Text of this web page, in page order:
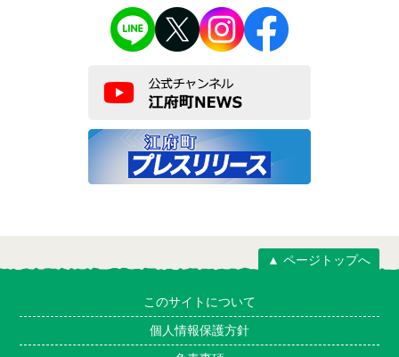
▲ ページトップへ
このサイトについて
個人情報保護方針